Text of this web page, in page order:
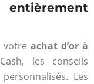
votre achat d’or à
les conseils
Les